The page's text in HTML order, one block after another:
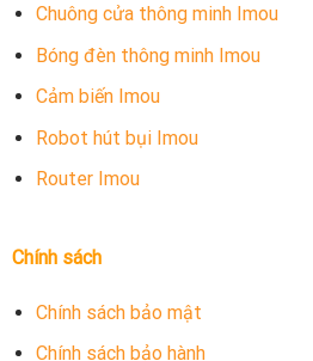
Chuông cửa thông minh Imou
Bóng đèn thông minh Imou
Cảm biến Imou
Robot hút bụi Imou
Router Imou
Chính sách
Chính sách bảo mật
Chính sách bảo hành